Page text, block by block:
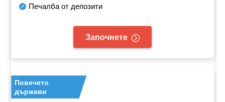
Печалба от депозити
Започнете
Повечето
държави